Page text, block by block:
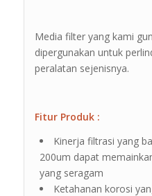
Media filter yang kami
dipergunakan untuk
peralatan sejenisnya.
Fitur Produk :
Kinerja filtrasi yang
200um dapat
yang seragam
Ketahanan korosi